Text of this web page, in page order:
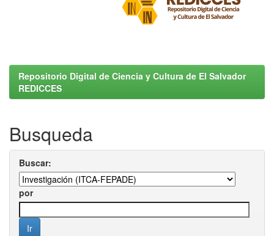
Repositorio Digital de Ciencia y Cultura de El Salvador
REDICCES
Busqueda
Buscar:
por